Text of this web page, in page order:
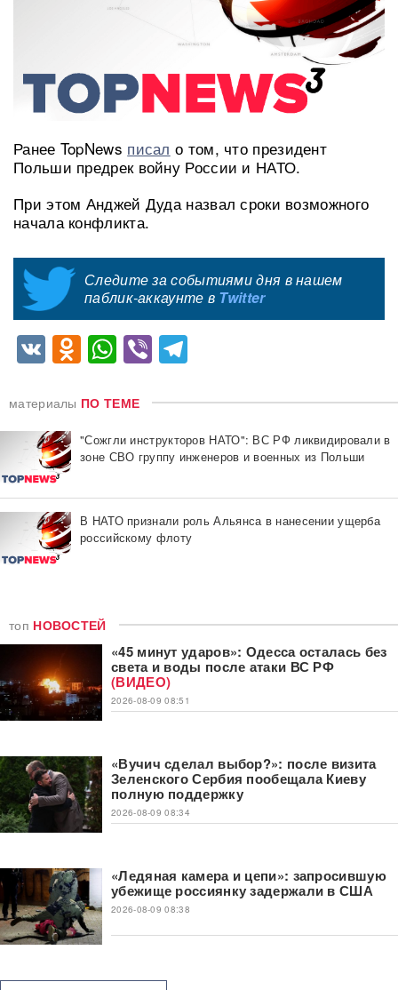
Ранее TopNews писал о том, что президент
Польши предрек войну России и НАТО.
При этом Анджей Дуда назвал сроки возможного
начала конфликта.
Следите за событиями дня в нашем
паблик-аккаунте в Twitter
VKOdnoklassniki
WhatsApp
Viber
материалы ПО ТЕМЕ
"Сожгли инструкторов НАТО": ВС РФ ликвидировали в
зоне СВО группу инженеров и военных из Польши
В НАТО признали роль Альянса в нанесении ущерба
российскому флоту
топ НОВОСТЕЙ
«45 минут ударов»: Одесса осталась без
света и воды после атаки ВС РФ
(ВИДЕО)
2026-08-09 08:51
«Вучич сделал выбор?»: после визита
Зеленского Сербия пообещала Киеву
полную поддержку
2026-08-09 08:34
«Ледяная камера и цепи»: запросившую
убежище россиянку задержали в США
2026-08-09 08:38